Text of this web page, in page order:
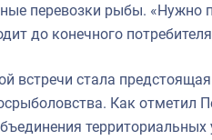
перевозки рыбы.
до конечного
встречи стала
Как отметил